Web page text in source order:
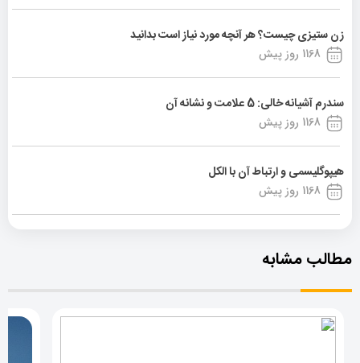
زن ستیزی چیست؟ هر آنچه مورد نیاز است بدانید
1168 روز پیش
سندرم آشیانه خالی: 5 علامت و نشانه آن
1168 روز پیش
هیپوگلیسمی و ارتباط آن با الکل
1168 روز پیش
مطالب مشابه